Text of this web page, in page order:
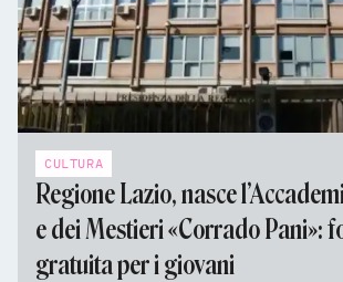
CULTURA
Regione Lazio, nasce
e dei Mestieri «Corrado Pani»:
gratuita per i giovani